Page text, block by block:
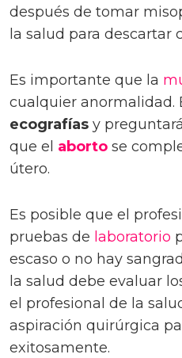
después de tomar
la salud para descartar
Es importante que la
cualquier anormalidad.
ecografías y
que el aborto se
útero.
Es posible que el
pruebas de laboratorio
escaso o no hay
la salud debe evaluar
el profesional de la
aspiración quirúrgica
exitosamente.